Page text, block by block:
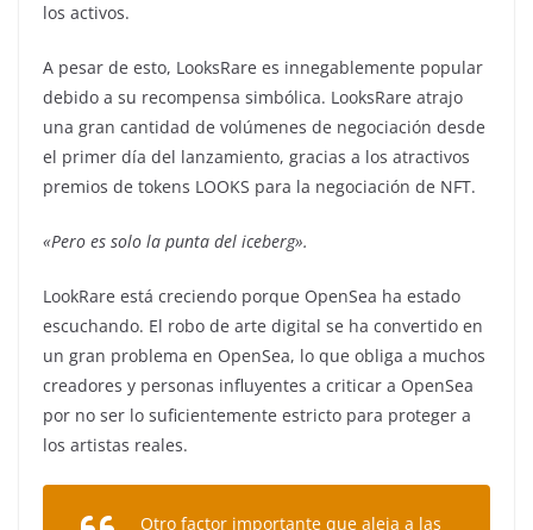
los activos.
A pesar de esto, LooksRare es innegablemente popular
debido a su recompensa simbólica. LooksRare atrajo
una gran cantidad de volúmenes de negociación desde
el primer día del lanzamiento, gracias a los atractivos
premios de tokens LOOKS para la negociación de NFT.
«Pero es solo la punta del iceberg».
LookRare está creciendo porque OpenSea ha estado
escuchando. El robo de arte digital se ha convertido en
un gran problema en OpenSea, lo que obliga a muchos
creadores y personas influyentes a criticar a OpenSea
por no ser lo suficientemente estricto para proteger a
los artistas reales.
Otro factor importante que aleja a las